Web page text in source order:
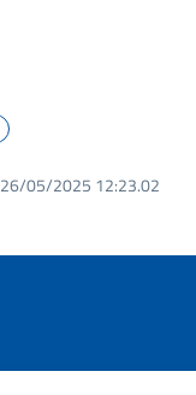
26/05/2025 12:23.02